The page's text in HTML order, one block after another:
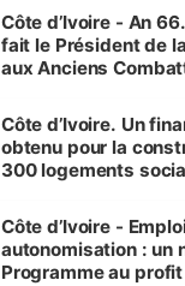
Côte d’Ivoire - An
fait le Président de
aux Anciens
Côte d’Ivoire. Un
obtenu pour la
300 logements
et Yamoussoukro
Côte d’Ivoire -
autonomisation : un
Programme au